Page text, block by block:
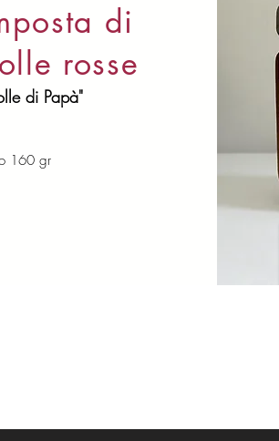
di
rosse
di Papà"
160 gr